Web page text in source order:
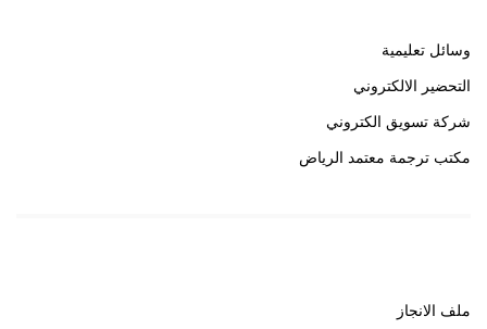
وسائل تعليمية
التحضير الالكتروني
شركة تسويق الكتروني
مكتب ترجمة معتمد الرياض
ملف الانجاز